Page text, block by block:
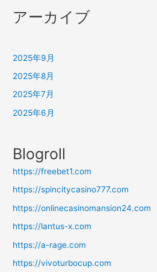
アーカイブ
2025年9月
2025年8月
2025年7月
2025年6月
Blogroll
https://freebet1.com
https://spincitycasino777.com
https://onlinecasinomansion24.com
https://lantus-x.com
https://a-rage.com
https://vivoturbocup.com